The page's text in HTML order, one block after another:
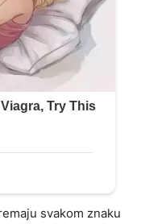
svakom znaku